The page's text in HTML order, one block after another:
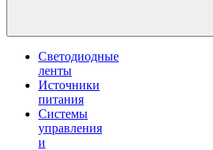
Светодиодные
ленты
Источники
питания
Системы
управления
и